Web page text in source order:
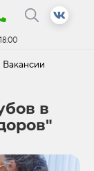
Вакансии
в